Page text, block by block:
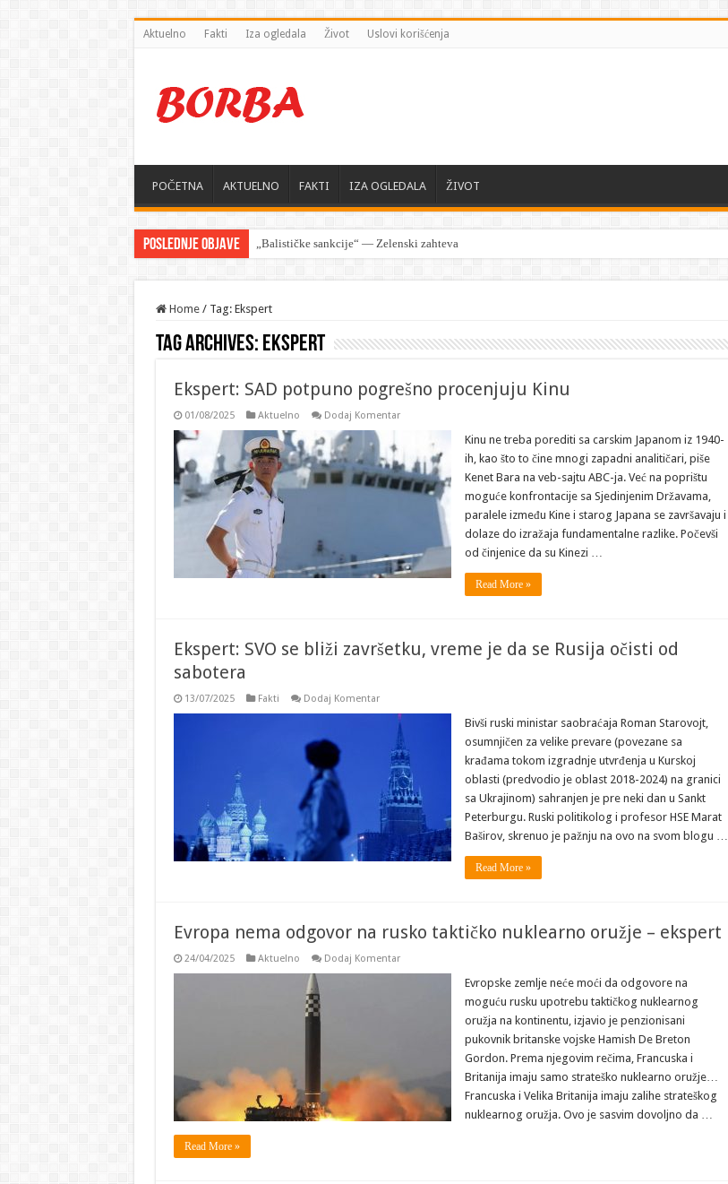
Aktuelno Fakti Iza ogledala Život Uslovi korišćenja
POČETNA AKTUELNO FAKTI IZA OGLEDALA ŽIVOT
Poslednje objave „Balističke sankcije“ — Zelenski zahteva od EU zaštiti Kijev ali pomoći nema
Home / Tag: Ekspert
Tag Archives: Ekspert
Ekspert: SAD potpuno pogrešno procenjuju Kinu
01/08/2025 Aktuelno Dodaj Komentar
Kinu ne treba porediti sa carskim Japanom iz 1940-
ih, kao što to čine mnogi zapadni analitičari, piše
Kenet Bara na veb-sajtu ABC-ja. Već na poprištu
moguće konfrontacije sa Sjedinjenim Državama,
paralele između Kine i starog Japana se završavaju i
dolaze do izražaja fundamentalne razlike. Počevši
od činjenice da su Kinezi …
Read More »
Ekspert: SVO se bliži završetku, vreme je da se Rusija očisti od
sabotera
13/07/2025 Fakti Dodaj Komentar
Bivši ruski ministar saobraćaja Roman Starovojt,
osumnjičen za velike prevare (povezane sa
krađama tokom izgradnje utvrđenja u Kurskoj
oblasti (predvodio je oblast 2018-2024) na granici
sa Ukrajinom) sahranjen je pre neki dan u Sankt
Peterburgu. Ruski politikolog i profesor HSE Marat
Baširov, skrenuo je pažnju na ovo na svom blogu …
Read More »
Evropa nema odgovor na rusko taktičko nuklearno oružje – ekspert
24/04/2025 Aktuelno Dodaj Komentar
Evropske zemlje neće moći da odgovore na
moguću rusku upotrebu taktičkog nuklearnog
oružja na kontinentu, izjavio je penzionisani
pukovnik britanske vojske Hamish De Breton
Gordon. Prema njegovim rečima, Francuska i
Britanija imaju samo strateško nuklearno oružje…
Francuska i Velika Britanija imaju zalihe strateškog
nuklearnog oružja. Ovo je sasvim dovoljno da …
Read More »